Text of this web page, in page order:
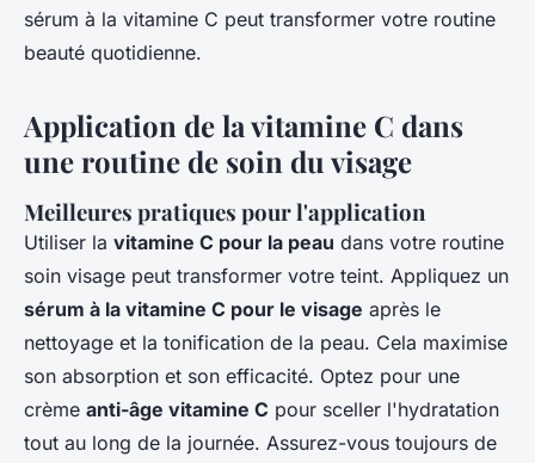
sérum à la vitamine C peut transformer votre routine
beauté quotidienne.
Application de la vitamine C dans
une routine de soin du visage
Meilleures pratiques pour l'application
Utiliser la vitamine C pour la peau dans votre routine
soin visage peut transformer votre teint. Appliquez un
sérum à la vitamine C pour le visage après le
nettoyage et la tonification de la peau. Cela maximise
son absorption et son efficacité. Optez pour une
crème anti-âge vitamine C pour sceller l'hydratation
tout au long de la journée. Assurez-vous toujours de